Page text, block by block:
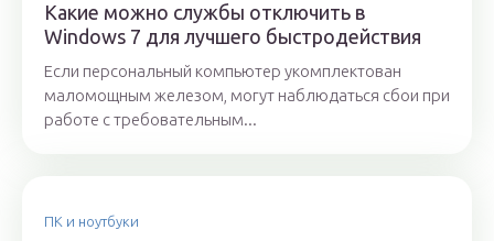
Какие можно службы отключить в
Windows 7 для лучшего быстродействия
Если персональный компьютер укомплектован
маломощным железом, могут наблюдаться сбои при
работе с требовательным...
ПК и ноутбуки